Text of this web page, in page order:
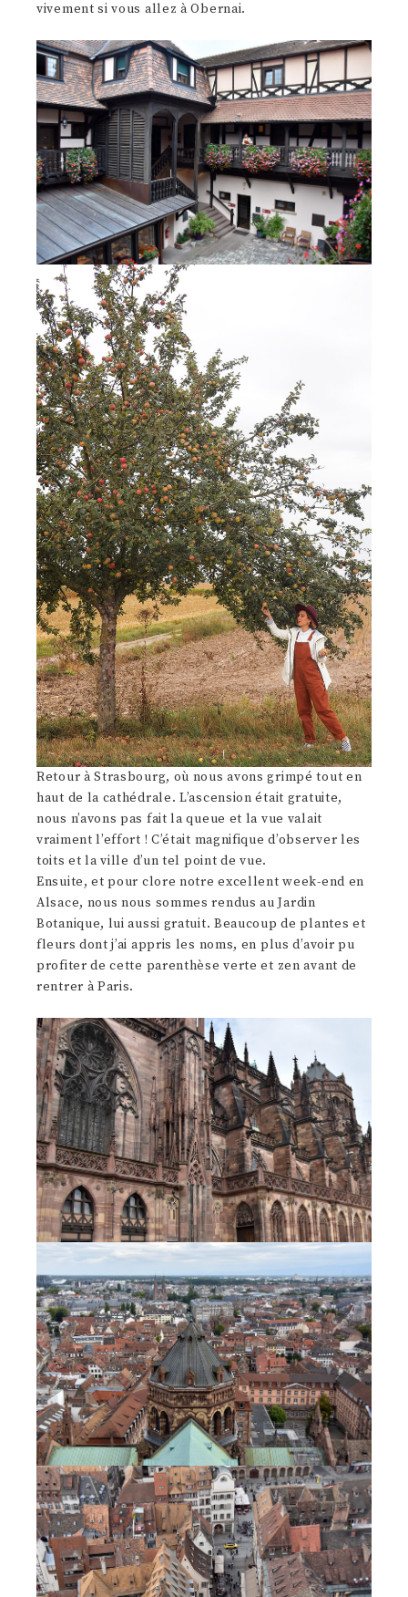
vivement si vous allez à Obernai.
Retour à Strasbourg, où nous avons grimpé tout en
haut de la cathédrale. L’ascension était gratuite,
nous n’avons pas fait la queue et la vue valait
vraiment l’effort ! C’était magnifique d’observer les
toits et la ville d’un tel point de vue.
Ensuite, et pour clore notre excellent week-end en
Alsace, nous nous sommes rendus au Jardin
Botanique, lui aussi gratuit. Beaucoup de plantes et
fleurs dont j’ai appris les noms, en plus d’avoir pu
profiter de cette parenthèse verte et zen avant de
rentrer à Paris.